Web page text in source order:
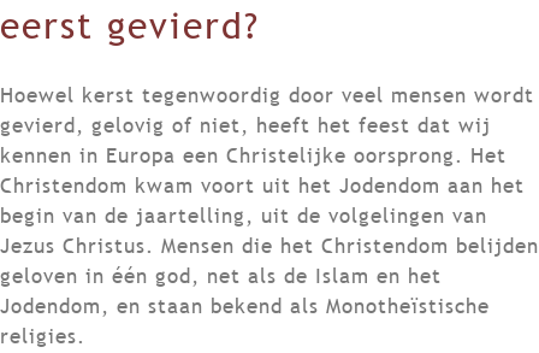
eerst gevierd?
Hoewel kerst tegenwoordig door veel mensen wordt
gevierd, gelovig of niet, heeft het feest dat wij
kennen in Europa een Christelijke oorsprong. Het
Christendom kwam voort uit het Jodendom aan het
begin van de jaartelling, uit de volgelingen van
Jezus Christus. Mensen die het Christendom belijden
geloven in één god, net als de Islam en het
Jodendom, en staan bekend als Monotheïstische
religies.